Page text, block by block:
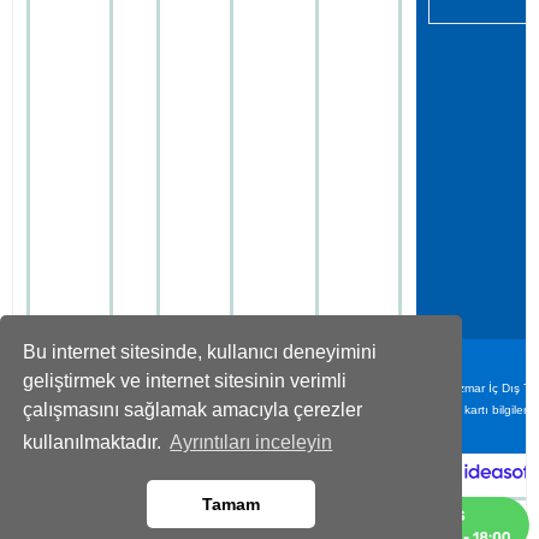
Bu internet sitesinde, kullanıcı deneyimini
geliştirmek ve internet sitesinin verimli
çalışmasını sağlamak amacıyla çerezler
kullanılmaktadır. Ayrıntıları inceleyin
Tamam
Denizmar İç Dış
kartı